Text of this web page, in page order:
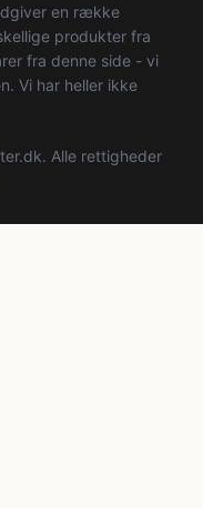
en række
produkter fra
fra denne side - vi
Vi har heller ikke
Alle rettigheder